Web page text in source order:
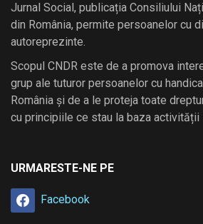
Jurnal Social, publicația Consiliului
din România, permite persoanelor cu
autoreprezinte.
Scopul CNDR este de a promova
grup ale tuturor persoanelor cu
România și de a le proteja toate
cu principiile ce stau la baza activității
URMARESTE-NE PE
Facebook